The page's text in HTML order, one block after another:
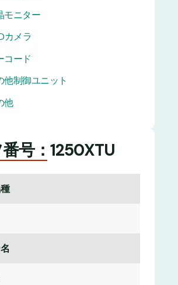
モニター
カメラ
コード
他制御ユニット
他
号：1250XTU